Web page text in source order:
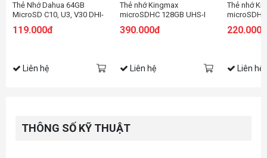
Thẻ Nhớ Dahua 64GB
MicroSD C10, U3, V30 DHI-
Adapter)
119.000đ
Liên hệ
Thẻ nhớ Kingmax
microSDHC 128GB UHS-I
390.000đ
Liên hệ
Thẻ nhớ
220.000đ
Liên hệ
THÔNG SỐ KỸ THUẬT